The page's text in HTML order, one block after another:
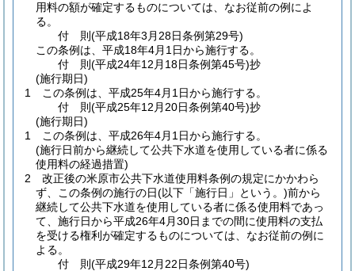
用料の額が確定するものについては、なお従前の例によ
る。
付 則(平成18年3月28日条例第29号)
この条例は、平成18年4月1日から施行する。
付 則(平成24年12月18日条例第45号)抄
(施行期日)
1
この条例は、平成25年4月1日から施行する。
付 則(平成25年12月20日条例第40号)抄
(施行期日)
1
この条例は、平成26年4月1日から施行する。
(施行日前から継続して公共下水道を使用している者に係る
使用料の経過措置)
2
改正後の米原市公共下水道使用料条例の規定にかかわら
ず、この条例の施行の日(以下「施行日」という。)前から
継続して公共下水道を使用している者に係る使用料であっ
て、施行日から平成26年4月30日までの間に使用料の支払
を受ける権利が確定するものについては、なお従前の例に
よる。
付 則(平成29年12月22日条例第40号)